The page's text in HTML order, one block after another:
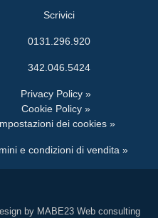
Scrivici
0131.296.920
342.046.5424
Privacy Policy »
Cookie Policy »
dei cookies »
e condizioni di vendita »
by MABE23 Web consulting